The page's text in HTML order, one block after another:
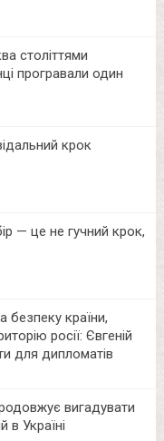
століттями
програвали один
крок
— це не гучний крок,
безпеку країни,
росії: Євгеній
для дипломатів
вигадувати
в Україні